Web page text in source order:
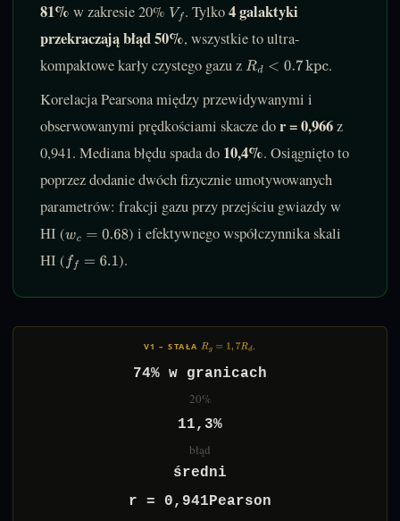
81% w zakresie 20% Vf. Tylko4 galaktyki
przekraczają błąd 50%, wszystkie to ultra-
kompaktowe karły czystego gazu zRd<0.7kpc
.
Korelacja Pearsona między przewidywanymi i
obserwowanymi prędkościami skacze dor = 0,966z
0,941. Mediana błędu spada do 10,4%. Osiągnięto to
poprzez dodanie dwóch fizycznie umotywowanych
parametrów: frakcji gazu przy przejściu gwiazdy w
HI (wc =0.68
) i efektywnego współczynnika skali
HI (f= 6.1 ).
V1 – STAŁA RG =1 ,7RD.
74% w granicach
20%
11,3%
błąd
średni
r = 0,941Pearson